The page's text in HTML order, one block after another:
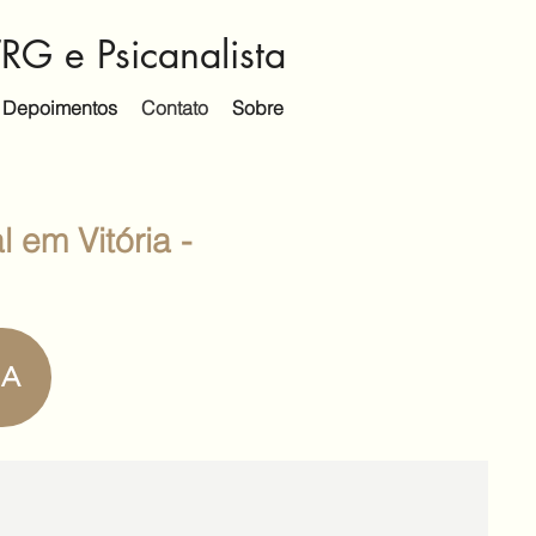
em Vitória -
e Psicanalista
Depoimentos Contato Sobre